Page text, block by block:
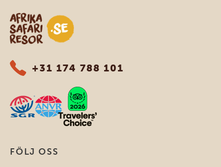
Safari-resor i Afrika
+31 174 788 101
FÖLJ OSS